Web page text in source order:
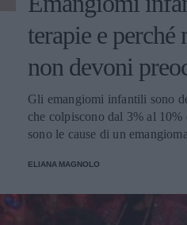
terapie e perché
non devoni
Gli emangiomi infantili sono
che colpiscono dal 3% al
sono le cause di un
di mamma e papà chi ci
ELIANA MAGNOLO